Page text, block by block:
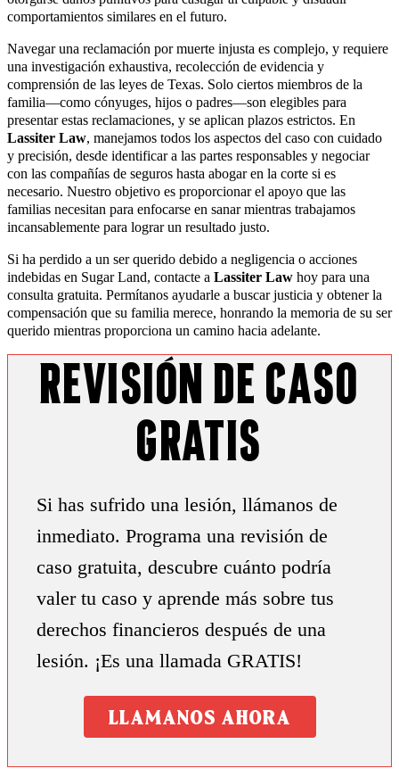
comportamientos similares en el futuro.
Navegar una reclamación por muerte injusta es complejo, y requiere
una investigación exhaustiva, recolección de evidencia y
comprensión de las leyes de Texas. Solo ciertos miembros de la
familia—como cónyuges, hijos o padres—son elegibles para
presentar estas reclamaciones, y se aplican plazos estrictos. En
Lassiter Law, manejamos todos los aspectos del caso con cuidado
y precisión, desde identificar a las partes responsables y negociar
con las compañías de seguros hasta abogar en la corte si es
necesario. Nuestro objetivo es proporcionar el apoyo que las
familias necesitan para enfocarse en sanar mientras trabajamos
incansablemente para lograr un resultado justo.
Si ha perdido a un ser querido debido a negligencia o acciones
indebidas en Sugar Land, contacte a Lassiter Law hoy para una
consulta gratuita. Permítanos ayudarle a buscar justicia y obtener la
compensación que su familia merece, honrando la memoria de su ser
querido mientras proporciona un camino hacia adelante.
Revisión de Caso
Gratis
Si has sufrido una lesión, llámanos de
inmediato. Programa una revisión de
caso gratuita, descubre cuánto podría
valer tu caso y aprende más sobre tus
derechos financieros después de una
lesión. ¡Es una llamada GRATIS!
LLAMANOS AHORA